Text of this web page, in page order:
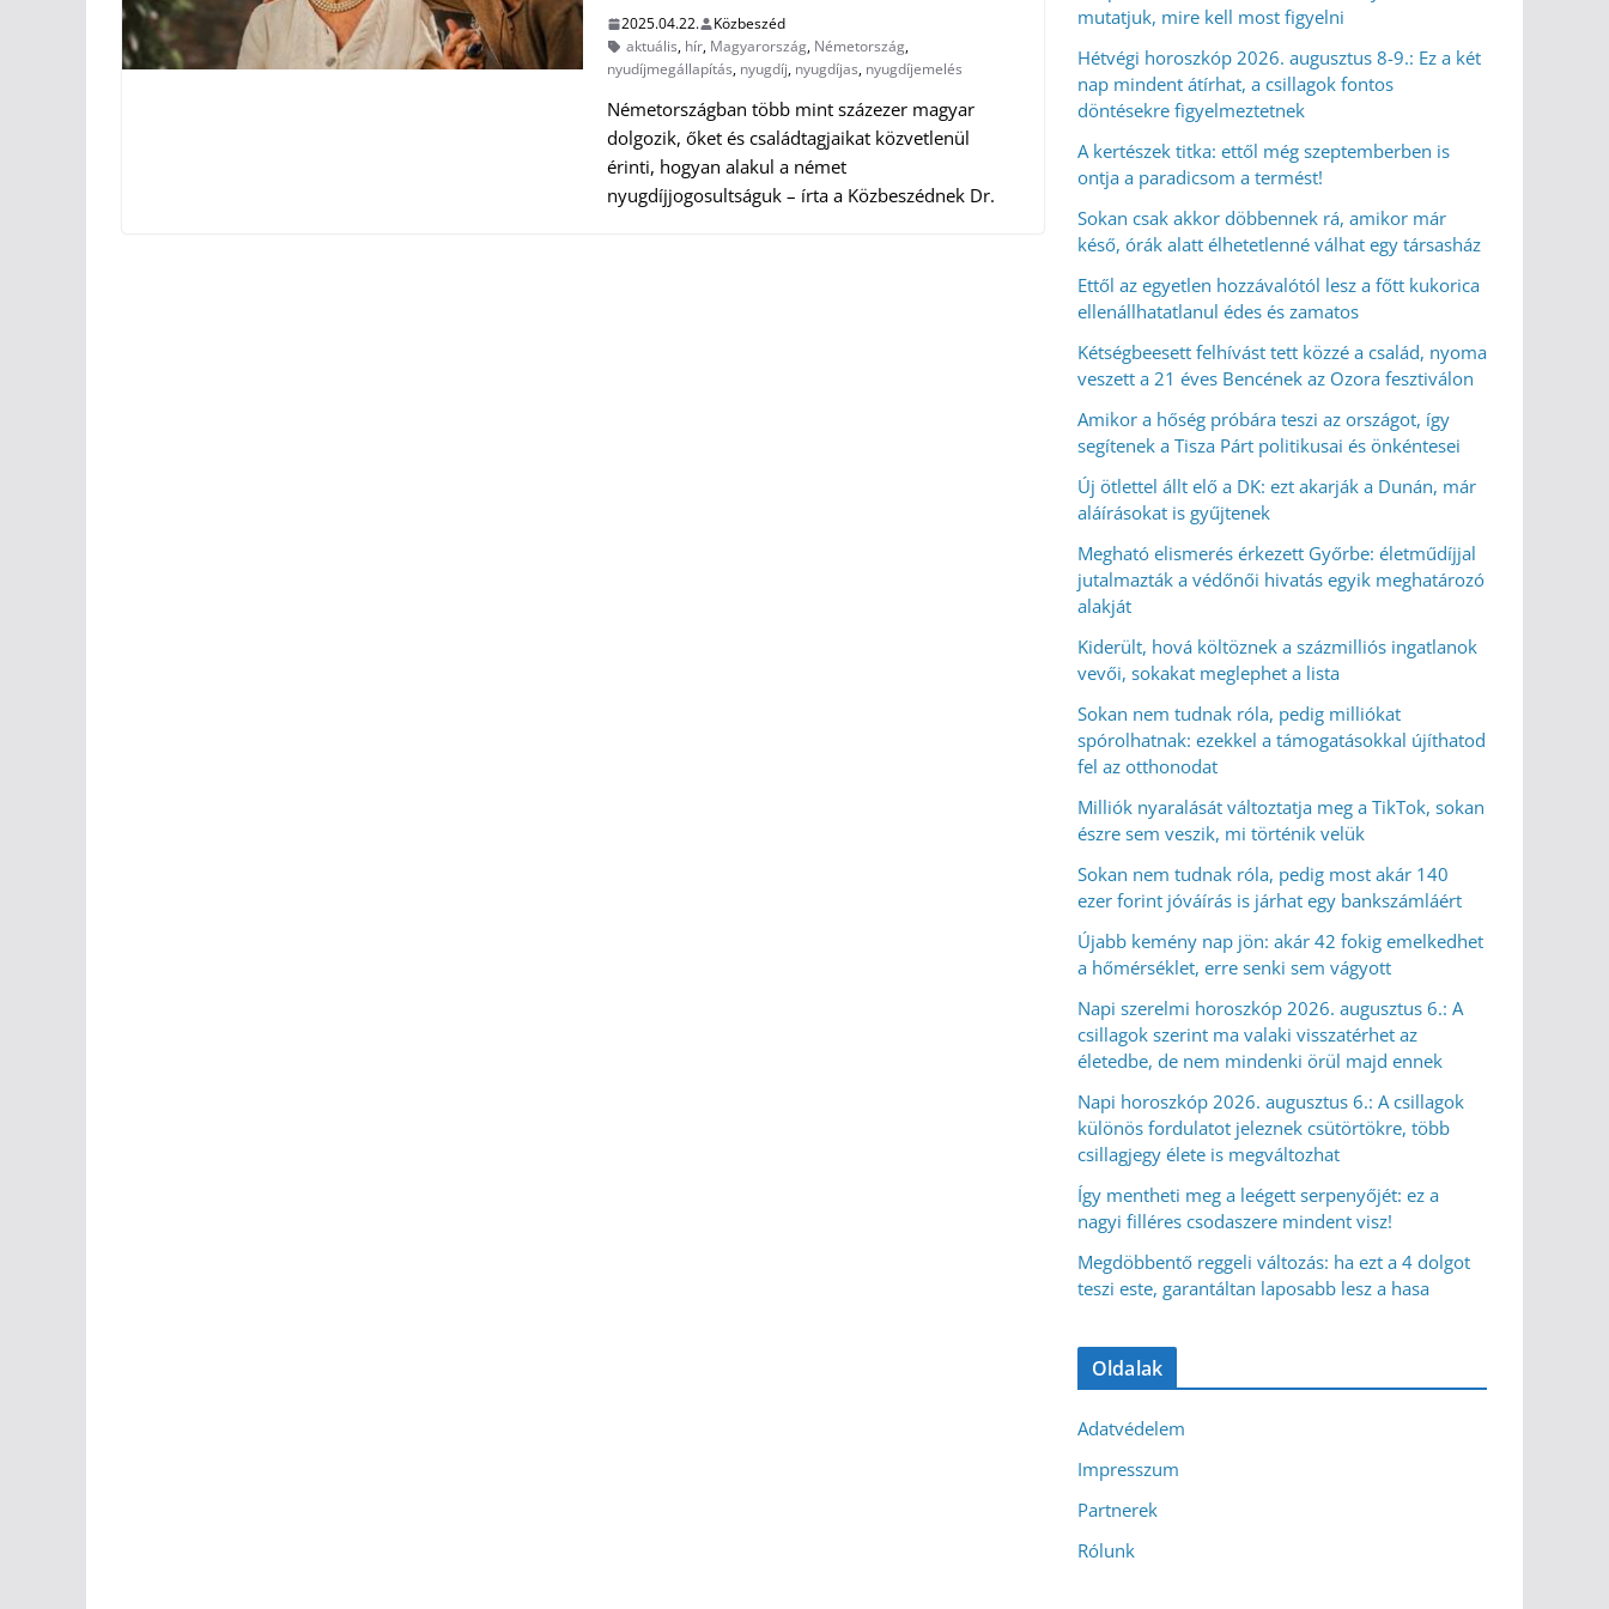
2025.04.22.
Közbeszéd
aktuális, hír, Magyarország, Németország,
nyudíjmegállapítás, nyugdíj, nyugdíjas, nyugdíjemelés
Németországban több mint százezer magyar
dolgozik, őket és családtagjaikat közvetlenül
érinti, hogyan alakul a német
nyugdíjjogosultságuk – írta a Közbeszédnek Dr.
mutatjuk, mire kell most figyelni
Hétvégi horoszkóp 2026. augusztus 8-9.: Ez a két
nap mindent átírhat, a csillagok fontos
döntésekre figyelmeztetnek
A kertészek titka: ettől még szeptemberben is
ontja a paradicsom a termést!
Sokan csak akkor döbbennek rá, amikor már
késő, órák alatt élhetetlenné válhat egy társasház
Ettől az egyetlen hozzávalótól lesz a főtt kukorica
ellenállhatatlanul édes és zamatos
Kétségbeesett felhívást tett közzé a család, nyoma
veszett a 21 éves Bencének az Ozora fesztiválon
Amikor a hőség próbára teszi az országot, így
segítenek a Tisza Párt politikusai és önkéntesei
Új ötlettel állt elő a DK: ezt akarják a Dunán, már
aláírásokat is gyűjtenek
Megható elismerés érkezett Győrbe: életműdíjjal
jutalmazták a védőnői hivatás egyik meghatározó
alakját
Kiderült, hová költöznek a százmilliós ingatlanok
vevői, sokakat meglephet a lista
Sokan nem tudnak róla, pedig milliókat
spórolhatnak: ezekkel a támogatásokkal újíthatod
fel az otthonodat
Milliók nyaralását változtatja meg a TikTok, sokan
észre sem veszik, mi történik velük
Sokan nem tudnak róla, pedig most akár 140
ezer forint jóváírás is járhat egy bankszámláért
Újabb kemény nap jön: akár 42 fokig emelkedhet
a hőmérséklet, erre senki sem vágyott
Napi szerelmi horoszkóp 2026. augusztus 6.: A
csillagok szerint ma valaki visszatérhet az
életedbe, de nem mindenki örül majd ennek
Napi horoszkóp 2026. augusztus 6.: A csillagok
különös fordulatot jeleznek csütörtökre, több
csillagjegy élete is megváltozhat
Így mentheti meg a leégett serpenyőjét: ez a
nagyi filléres csodaszere mindent visz!
Megdöbbentő reggeli változás: ha ezt a 4 dolgot
teszi este, garantáltan laposabb lesz a hasa
Oldalak
Adatvédelem
Impresszum
Partnerek
Rólunk